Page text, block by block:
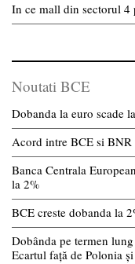
In ce mall din sectorul 4
Noutati BCE
Dobanda la euro scade
Acord intre BCE si BNR
Banca Centrala
la 2%
BCE creste dobanda la
Dobânda pe termen
Ecartul față de Polonia